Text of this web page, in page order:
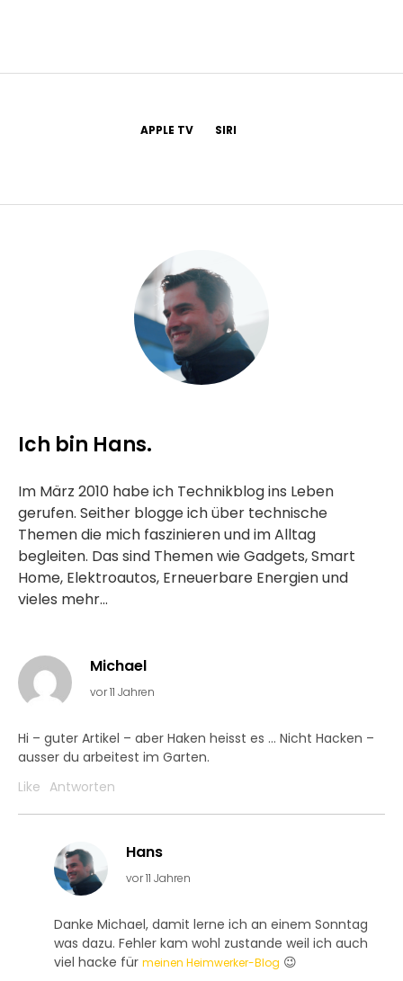
APPLE TV SIRI
Ich bin Hans.
Im März 2010 habe ich Technikblog ins Leben
gerufen. Seither blogge ich über technische
Themen die mich faszinieren und im Alltag
begleiten. Das sind Themen wie Gadgets, Smart
Home, Elektroautos, Erneuerbare Energien und
vieles mehr...
Michael
vor 11 Jahren
Hi – guter Artikel – aber Haken heisst es … Nicht Hacken –
ausser du arbeitest im Garten.
Like Antworten
Hans
vor 11 Jahren
Danke Michael, damit lerne ich an einem Sonntag
was dazu. Fehler kam wohl zustande weil ich auch
viel hacke für meinen Heimwerker-Blog 😉